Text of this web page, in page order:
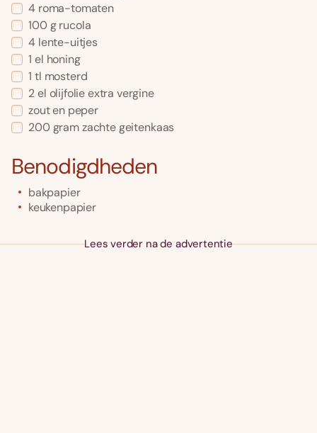
4 roma-tomaten
100 g rucola
4 lente-uitjes
1 el honing
1 tl mosterd
2el olijfolie extra vergine
zout en peper
200 gramzachte geitenkaas
Benodigdheden
bakpapier
keukenpapier
Lees verder na de advertentie